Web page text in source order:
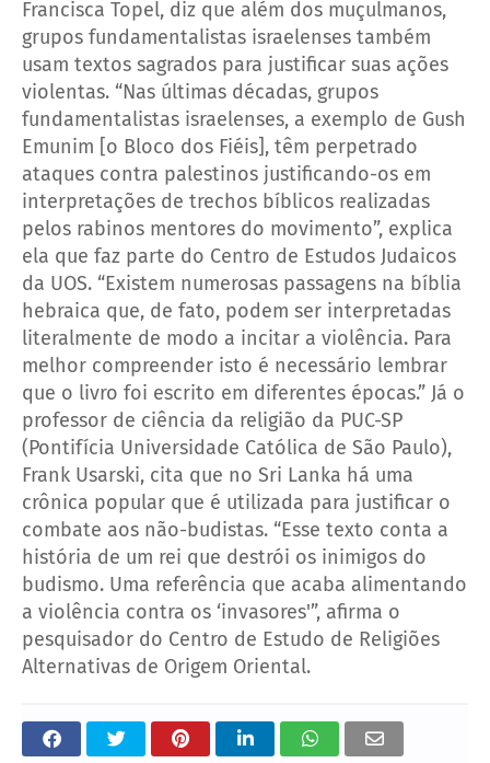
Francisca Topel, diz que além dos muçulmanos,
grupos fundamentalistas israelenses também
usam textos sagrados para justificar suas ações
violentas. “Nas últimas décadas, grupos
fundamentalistas israelenses, a exemplo de Gush
Emunim [o Bloco dos Fiéis], têm perpetrado
ataques contra palestinos justificando-os em
interpretações de trechos bíblicos realizadas
pelos rabinos mentores do movimento”, explica
ela que faz parte do Centro de Estudos Judaicos
da UOS. “Existem numerosas passagens na bíblia
hebraica que, de fato, podem ser interpretadas
literalmente de modo a incitar a violência. Para
melhor compreender isto é necessário lembrar
que o livro foi escrito em diferentes épocas.” Já o
professor de ciência da religião da PUC-SP
(Pontifícia Universidade Católica de São Paulo),
Frank Usarski, cita que no Sri Lanka há uma
crônica popular que é utilizada para justificar o
combate aos não-budistas. “Esse texto conta a
história de um rei que destrói os inimigos do
budismo. Uma referência que acaba alimentando
a violência contra os ‘invasores'”, afirma o
pesquisador do Centro de Estudo de Religiões
Alternativas de Origem Oriental.